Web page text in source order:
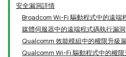
安全漏洞詳情
Broadcom Wi-Fi 驅動程式中的遠端
媒體伺服器中的遠端程式碼執行漏洞
Qualcomm 效能模組中的權限升級
Qualcomm Wi-Fi 驅動程式中的權